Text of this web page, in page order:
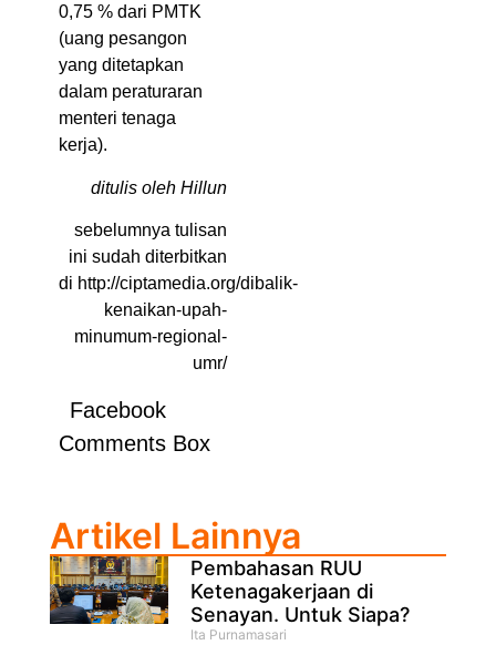
0,75 % dari PMTK
(uang pesangon
yang ditetapkan
dalam peraturaran
menteri tenaga
kerja).
ditulis oleh Hillun
sebelumnya tulisan
ini sudah diterbitkan
di http://ciptamedia.org/dibalik-
kenaikan-upah-
minumum-regional-
umr/
Facebook
Comments Box
Artikel Lainnya
Pembahasan RUU
Ketenagakerjaan di
Senayan. Untuk Siapa?
Ita Purnamasari